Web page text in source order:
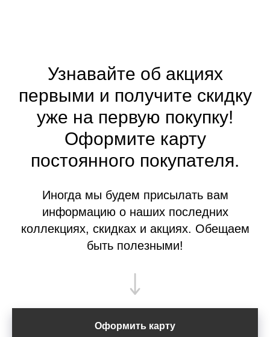
Узнавайте об акциях
первыми и получите скидку
уже на первую покупку!
Оформите карту
постоянного покупателя.
Иногда мы будем присылать вам
информацию о наших последних
коллекциях, скидках и акциях. Обещаем
быть полезными!
Оформить карту